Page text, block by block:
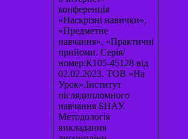
конференція
«Наскрізні навички»,
«Предметне
навчання», «Практичні
прийоми. Серія/
номер:К105-45128 від
02.02.2023. ТОВ «На
Урок».Інститут
післядипломного
навчання БНАУ.
Методологія
викладання